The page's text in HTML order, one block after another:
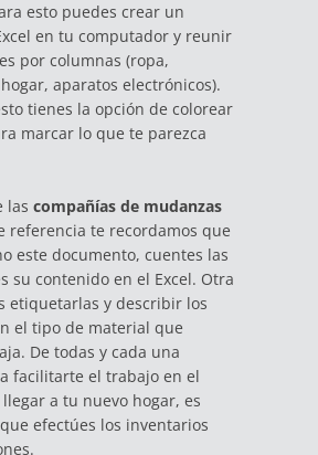
esto puedes crear un
en tu computador y reunir
por columnas (ropa,
aparatos electrónicos).
tienes la opción de colorear
marcar lo que te parezca
las compañías de mudanzas
referencia te recordamos que
este documento, cuentes las
su contenido en el Excel. Otra
etiquetarlas y describir los
el tipo de material que
De todas y cada una
facilitarte el trabajo en el
a tu nuevo hogar, es
efectúes los inventarios